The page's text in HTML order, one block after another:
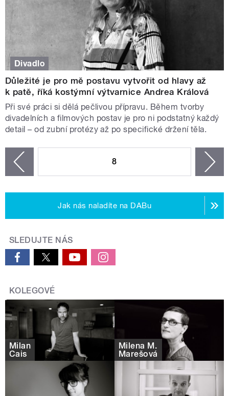
Divadlo
Důležité je pro mě postavu vytvořit od hlavy až
k patě, říká kostýmní výtvarnice Andrea Králová
Při své práci si dělá pečlivou přípravu. Během tvorby
divadelních a filmových postav je pro ni podstatný každý
detail – od zubní protézy až po specifické držení těla.
8
Jak nás naladíte na DABu
SLEDUJTE NÁS
KOLEGOVÉ
Milan
Cais
Milena M.
Marešová